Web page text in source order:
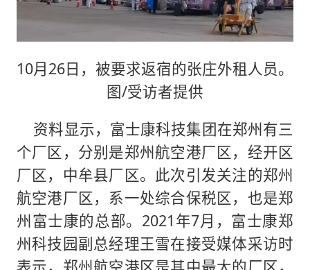
10月26日，被要求返宿的张庄外租人员。
图/受访者提供
资料显示，富士康科技集团在郑州有三
个厂区，分别是郑州航空港厂区，经开区
厂区，中牟县厂区。此次引发关注的郑州
航空港厂区，系一处综合保税区，也是郑
州富士康的总部。2021年7月，富士康郑
州科技园副总经理王雪在接受媒体采访时